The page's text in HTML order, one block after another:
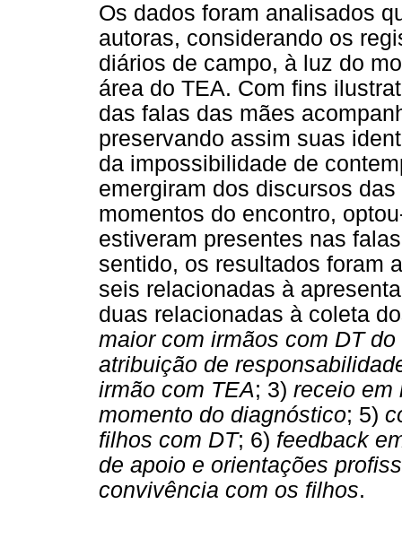
Os dados foram analisados
autoras, considerando os
diários de campo, à luz do
área do TEA. Com fins
das falas das mães
preservando assim suas
da impossibilidade de
emergiram dos discursos
momentos do encontro,
estiveram presentes nas
sentido, os resultados foram
seis relacionadas à
duas relacionadas à coleta
maior com irmãos com DT
atribuição de
irmão com TEA; 3) receio em
momento do diagnóstico; 5)
filhos com DT; 6) feedback
de apoio e orientações
convivência com os filhos.